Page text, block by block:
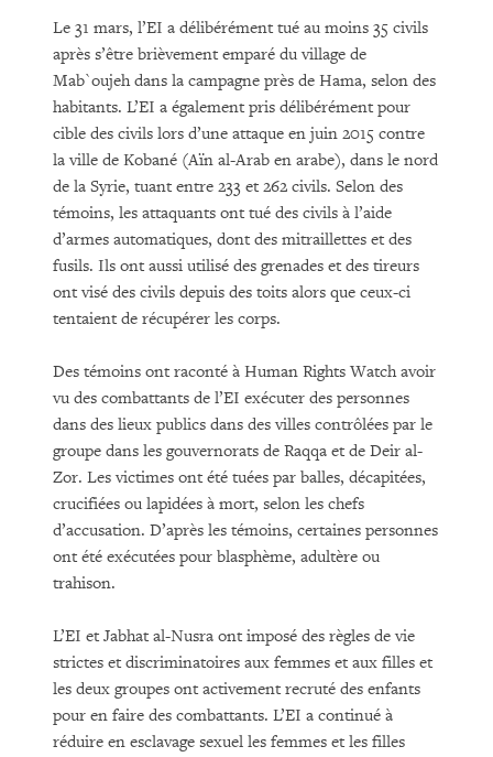
Le 31 mars, l’EI a délibérément tué au moins 35 civils
après s’être brièvement emparé du village de
Mab`oujeh dans la campagne près de Hama, selon des
habitants. L’EI a également pris délibérément pour
cible des civils lors d’une attaque en juin 2015 contre
la ville de Kobané (Aïn al-Arab en arabe), dans le nord
de la Syrie, tuant entre 233 et 262 civils. Selon des
témoins, les attaquants ont tué des civils à l’aide
d’armes automatiques, dont des mitraillettes et des
fusils. Ils ont aussi utilisé des grenades et des tireurs
ont visé des civils depuis des toits alors que ceux-ci
tentaient de récupérer les corps.
Des témoins ont raconté à Human Rights Watch avoir
vu des combattants de l’EI exécuter des personnes
dans des lieux publics dans des villes contrôlées par le
groupe dans les gouvernorats de Raqqa et de Deir al-
Zor. Les victimes ont été tuées par balles, décapitées,
crucifiées ou lapidées à mort, selon les chefs
d’accusation. D’après les témoins, certaines personnes
ont été exécutées pour blasphème, adultère ou
trahison.
L’EI et Jabhat al-Nusra ont imposé des règles de vie
strictes et discriminatoires aux femmes et aux filles et
les deux groupes ont activement recruté des enfants
pour en faire des combattants. L’EI a continué à
réduire en esclavage sexuel les femmes et les filles